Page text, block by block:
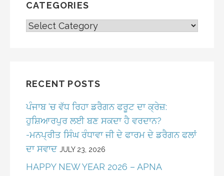
CATEGORIES
CATEGORIES
RECENT POSTS
ਪੰਜਾਬ ‘ਚ ਵੱਧ ਰਿਹਾ ਡਰੈਗਨ ਫਰੂਟ ਦਾ ਕ੍ਰੇਜ਼:
ਹੁਸ਼ਿਆਰਪੁਰ ਲਈ ਬਣ ਸਕਦਾ ਹੈ ਵਰਦਾਨ?
-ਮਨਪ੍ਰੀਤ ਸਿੰਘ ਰੰਧਾਵਾ ਜੀ ਦੇ ਫਾਰਮ ਦੇ ਡਰੈਗਨ ਫਲਾਂ
ਦਾ ਸਵਾਦ JULY 23, 2026
HAPPY NEW YEAR 2026 – APNA